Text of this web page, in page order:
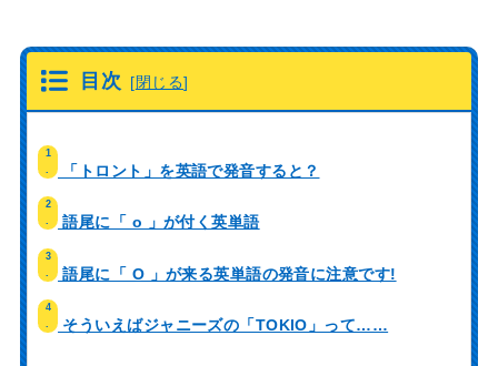
目次 [閉じる]
1
.
「トロント」を英語で発音すると？
2
.
語尾に「 o 」が付く英単語
3
語尾に「 O 」が来る英単語の発音に注意です!
4
.
そういえばジャニーズの「TOKIO」って……